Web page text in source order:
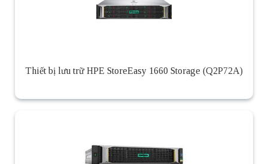
Thiết bị lưu trữ HPE StoreEasy 1660 Storage (Q2P72A)